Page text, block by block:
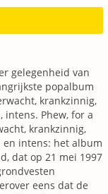
gelegenheid van
popalbum
krankzinnig,
intens. Phew, for a
krankzinnig,
en intens: het album
dat op 21 mei 1997
eens dat de